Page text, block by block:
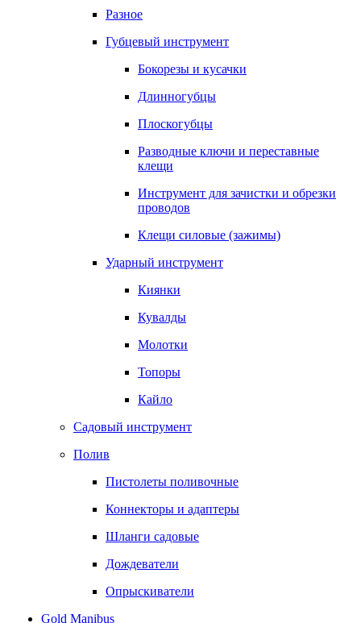
Разное
Губцевый инструмент
Бокорезы и кусачки
Длинногубцы
Плоскогубцы
Разводные ключи и переставные
клещи
Инструмент для зачистки и обрезки
проводов
Клещи силовые (зажимы)
Ударный инструмент
Киянки
Кувалды
Молотки
Топоры
Кайло
Садовый инструмент
Полив
Пистолеты поливочные
Коннекторы и адаптеры
Шланги садовые
Дождеватели
Опрыскиватели
Gold Manibus